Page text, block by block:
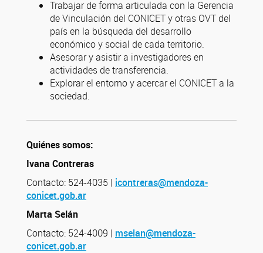
Trabajar de forma articulada con la Gerencia
de Vinculación del CONICET y otras OVT del
país en la búsqueda del desarrollo
económico y social de cada territorio.
Asesorar y asistir a investigadores en
actividades de transferencia.
Explorar el entorno y acercar el CONICET a la
sociedad.
Quiénes somos:
Ivana Contreras
Contacto: 524-4035 | icontreras@mendoza-
conicet.gob.ar
Marta Selán
Contacto: 524-4009 | mselan@mendoza-
conicet.gob.ar